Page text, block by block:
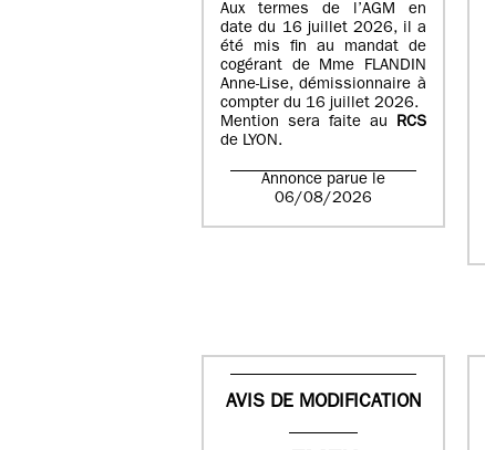
Aux termes de l’AGM en
date du 16 juillet 2026, il a
été mis fin au mandat de
cogérant de Mme FLANDIN
Anne-Lise, démissionnaire à
compter du 16 juillet 2026.
Mention sera faite au RCS
de LYON.
Annonce parue le
06/08/2026
AVIS DE MODIFICATION